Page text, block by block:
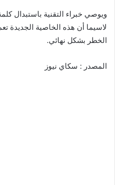
ويوصي خبراء التقنية باستبدال
لاسيما أن هذه الخاصية الجديدة
الخطر بشكل نهائي.
المصدر : سكاي نيوز